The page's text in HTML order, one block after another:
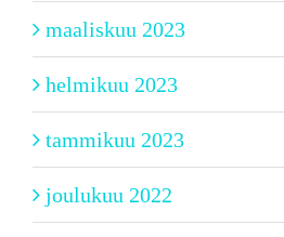
maaliskuu 2023
helmikuu 2023
tammikuu 2023
joulukuu 2022